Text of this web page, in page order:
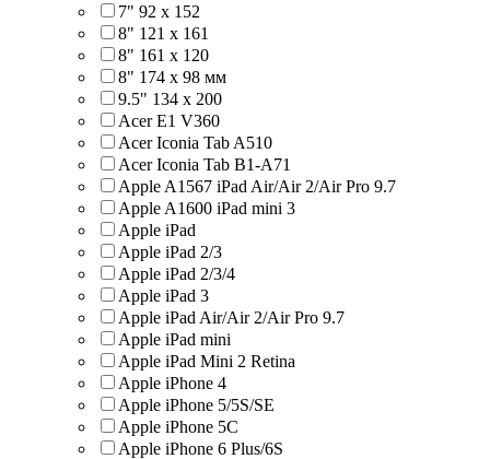
7" 92 х 152
8" 121 х 161
8" 161 х 120
8" 174 x 98 мм
9.5" 134 x 200
Acer E1 V360
Acer Iconia Tab A510
Acer Iconia Tab B1-A71
Apple A1567 iPad Air/Air 2/Air Pro 9.7
Apple A1600 iPad mini 3
Apple iPad
Apple iPad 2/3
Apple iPad 2/3/4
Apple iPad 3
Apple iPad Air/Air 2/Air Pro 9.7
Apple iPad mini
Apple iPad Mini 2 Retina
Apple iPhone 4
Apple iPhone 5/5S/SE
Apple iPhone 5C
Apple iPhone 6 Plus/6S